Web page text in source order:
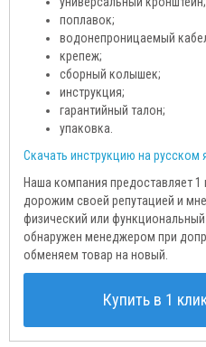
поплавок;
водонепроницаемый
крепеж;
сборный колышек;
инструкция;
гарантийный талон;
упаковка.
Скачать инструкцию на русском
Наша компания предоставляет
дорожим своей репутацией и
физический или
обнаружен менеджером при
обменяем товар на новый.
Купить в 1